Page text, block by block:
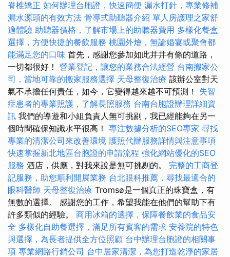
脊椎矯正 如何辦理台胞證，快速簡便 漏水打針，專業修補
漏水源頭的有效方法 骨導式助聽器介紹 單人房護理之家舒
適體驗 助聽器價格，了解市場上的助聽器費用 多樣化餐盒
選擇，方便快捷的餐飲服務 桃園外燴，無論婚宴或聚會都
能滿足您的口味 首先，感謝您參加如此井井有條的道路，
一切都很好！ 營業登記，讓您的業務合法經營 台南搬家公
司，當地可靠的搬家服務選擇 天母整復治療 該辦公室對天
氣不承擔任何責任，如今，它變得越來越不可預測！ 失智
症患者的專業照護，了解長照服務 台南台胞證辦理詳細資
訊 我們的導遊和小組負責人無可挑剔，我已經能夠在另一
個時間確保知識水平很高！ 專注數據分析的SEO專家 尋找
專業的清潔公司來改善環境 護照代辦服務詳情與注意事項
快速掌握新北地區台胞證的申請流程 強化網站優化的SEO
服務 酒店，供應，對我來說是無可挑剔的。 完整的工商登
記服務，助您順利開展業務 台北眼科推薦，尋找最適合的
眼科醫師 天母整復治療 Tromsø是一個真正的珠寶盒，有
無數的選擇。 感謝您的工作，希望我能在他們的幫助下有
許多類似的經驗。 商用冰箱的選擇，保障餐飲業的食品安
全 多樣化自助餐選擇，滿足所有賓客的需求 安養院的特色
與選擇，為長者提供全方位照顧 台中辦理台胞證的相關事
項 專業網路行銷公司 台中居家清潔，為您打造乾淨的家居